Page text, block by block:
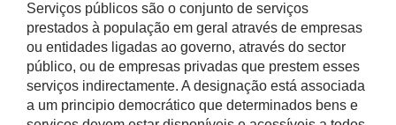
Serviços públicos são o conjunto de serviços
prestados à população em geral através de empresas
ou entidades ligadas ao governo, através do sector
público, ou de empresas privadas que prestem esses
serviços indirectamente. A designação está associada
a um principio democrático que determinados bens e